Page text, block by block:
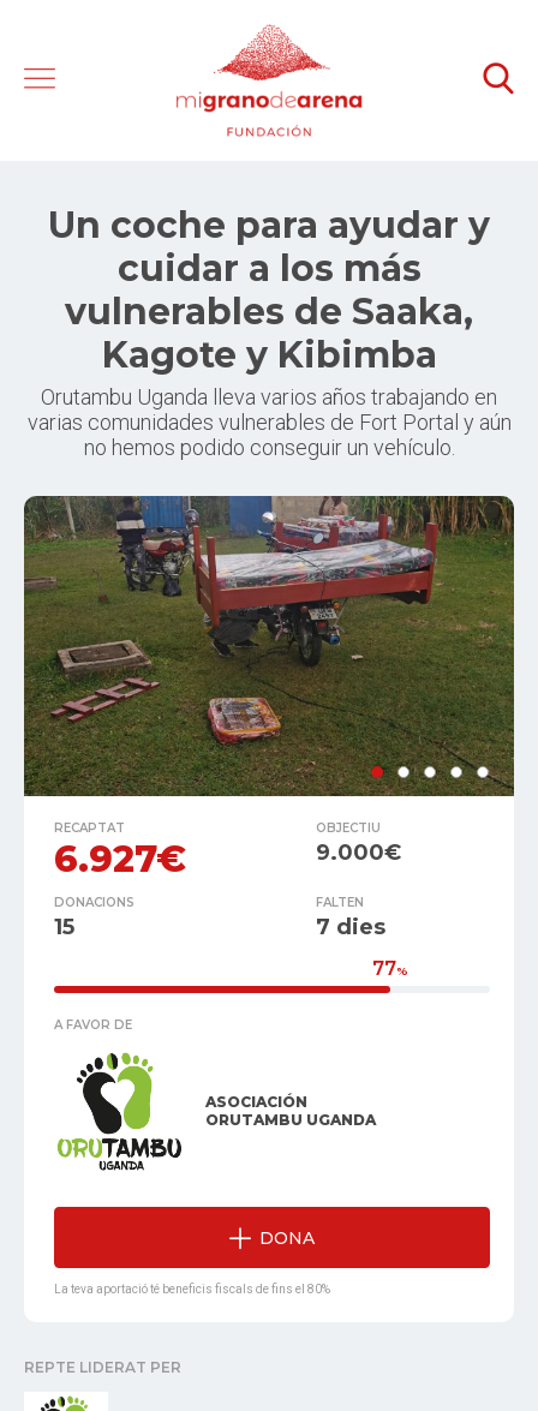
Un coche para ayudar y
cuidar a los más
vulnerables de Saaka,
Kagote y Kibimba
Orutambu Uganda lleva varios años trabajando en
varias comunidades vulnerables de Fort Portal y aún
no hemos podido conseguir un vehículo.
RECAPTAT
6.927€
OBJECTIU
9.000€
DONACIONS
15
FALTEN
7 dies
77%
A FAVOR DE
ASOCIACIÓN
ORUTAMBU UGANDA
DONA
La teva aportació té beneficis fiscals de fins el 80%
REPTE LIDERAT PER